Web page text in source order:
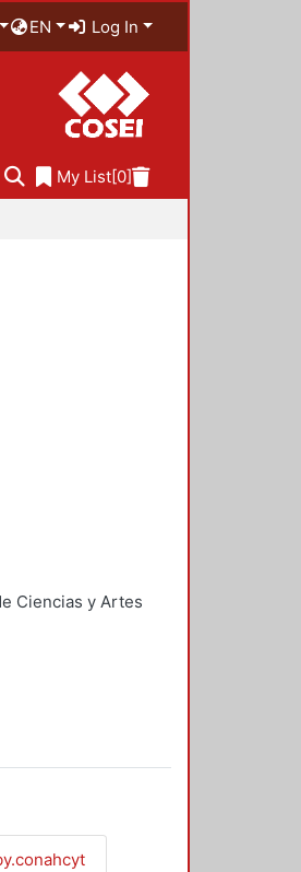
EN Log In
My List[0]
Ciencias y Artes